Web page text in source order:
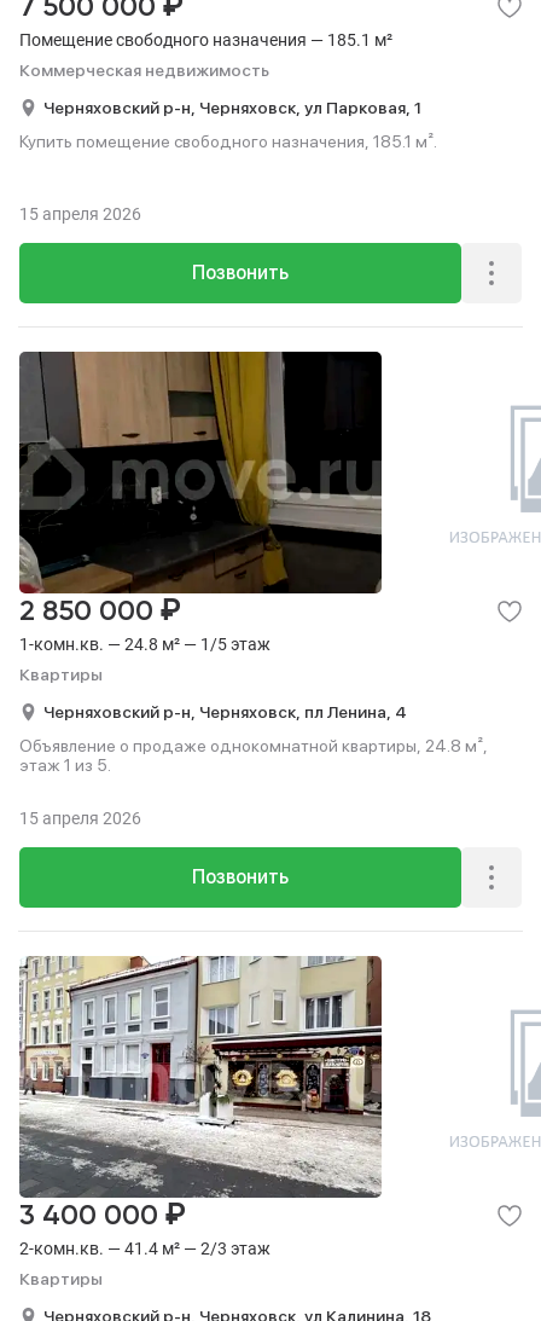
Помещение свободного назначения — 185.1 м²
Коммерческая недвижимость
7 500 000
Черняховский р-н, Черняховск, ул Парковая, 1
Купить помещение свободного назначения, 185.1 м².
Позвонить
15 апреля 2026
1-комн.кв. — 24.8 м² — 1/5 этаж
Квартиры
2 850 000 ₽
Черняховский р-н, Черняховск, пл Ленина, 4
Объявление о продаже однокомнатной квартиры, 24.8 м²,
этаж 1 из 5.
Позвонить
15 апреля 2026
2-комн.кв. — 41.4 м² — 2/3 этаж
Квартиры
3 400 000 ₽
Черняховский р-н, Черняховск, ул Калинина, 18